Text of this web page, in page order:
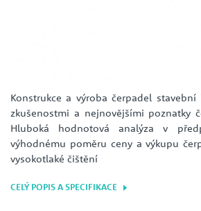
Konstrukce a výroba čerpadel
zkušenostmi a nejnovějšími poznatky
Hluboká hodnotová analýza v
výhodnému poměru ceny a výkupu
vysokotlaké čištění
CELÝ POPIS A SPECIFIKACE